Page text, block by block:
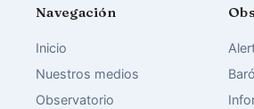
Navegación
Inicio
Nuestros medios
Observatorio